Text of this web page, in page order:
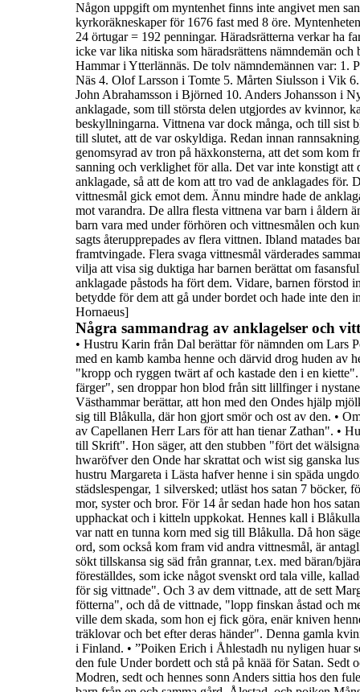
Någon uppgift om myntenhet finns inte angivet men
kyrkoräkneskaper för 1676 fast med 8 öre.
24 örtugar = 192 penningar. Häradsrätterna verkar ha
icke var lika nitiska som häradsrättens nämndemän och
Hammar i Ytterlännäs. De tolv nämndemännen var: 1.
Näs 4. Olof Larsson i Tomte 5. Mårten Siulsson i Vik 6.
John Abrahamsson i Björned 10. Anders Johansson i
anklagade, som till största delen utgjordes av kvinnor,
beskyllningarna. Vittnena var dock många, och till sist
till slutet, att de var oskyldiga. Redan innan
genomsyrad av tron på häxkonsterna, att det som kom
sanning och verklighet för alla. Det var inte konstigt att
anklagade, så att de kom att tro vad de anklagades för.
vittnesmål gick emot dem. Ännu mindre hade de
mot varandra. De allra flesta vittnena varbarn i åldern
barn vara med under förhören och vittnesmålen och
sagts återupprepades av flera vittnen. Ibland matades
framtvingade. Flera svaga vittnesmål värderades
vilja att visa sig duktiga har barnen berättat om
anklagade påstods ha fört dem. Vidare, barnen förstod
betydde för dem att gå under bordet och hade inte den
Hornaeus]
Några sammandrag av anklagelser och
• Hustru Karin från Dal berättar för nämnden om Lars
med en kamb kamba henne och därvid drog huden av
"kropp och ryggen twärt af och kastade den i en kiette".
färger", sen droppar hon blod från sitt lillfinger i
Västhammar berättar, att hon med den Ondes hjälp
sig till Blåkulla, där hon gjort smör och ost av den. •
av Capellanen Herr Lars för att han tienar Zathan". •
till Skrift". Hon säger, att den stubben "fört det
hwaröfver den Onde har skrattat och wist sig ganska
hustru Margareta i Lästa hafver henne i sin späda
städslespengar, 1 silversked; utläst hos satan 7 böcker,
mor, syster och bror. För 14 år sedan hade hon hos
upphackat och i kitteln uppkokat. Hennes kall i
var natt en tunna korn med sig till Blåkulla. Då hon
ord, som också kom fram vid andra vittnesmål, är
sökt tillskansa sig säd från grannar, t.ex. med bäran/
föreställdes, som icke något svenskt ord tala ville,
för sig vittnade". Och 3 av dem vittnade, att de sett
fötterna", och då de vittnade, "lopp finskan åstad och
ville dem skada, som hon ej fick göra, enär kniven
träklovar och bet efter deras händer". Denna gamla
i Finland. • ”Poiken Erich i Åhlestadh nu nyligen huar
den fule Underbordett och stå på knää för Satan.
Modren, sedt och hennes sonn Anders sittia hos den